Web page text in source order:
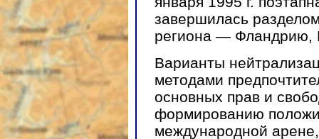
завершилась
региона — Фландрию,
Варианты
методами
основных прав и
формированию
международной